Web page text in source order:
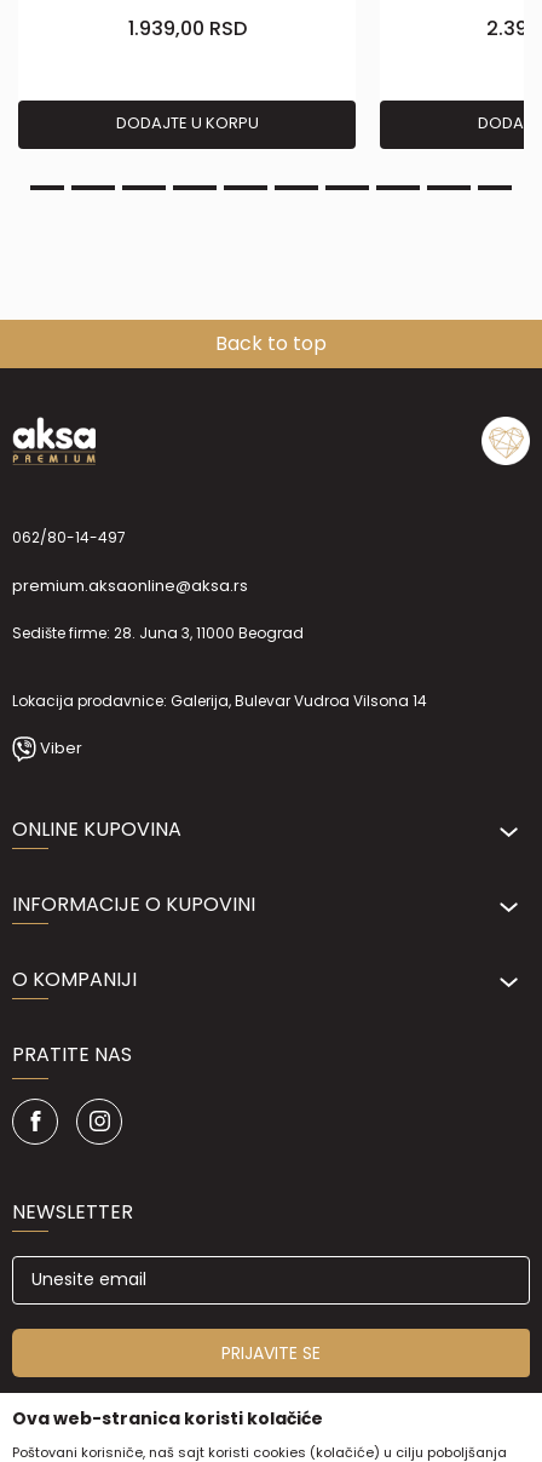
1.939,00 RSD
DODAJTE U KORPU
Back to top
062/80-14-497
premium.aksaonline@aksa.rs
Sedište firme: 28. Juna 3, 11000 Beograd
Lokacija prodavnice: Galerija, Bulevar Vudroa Vilsona 14
Viber
ONLINE KUPOVINA
INFORMACIJE O KUPOVINI
O KOMPANIJI
PRATITE NAS
NEWSLETTER
PRIJAVITE SE
Ova web-stranica koristi kolačiće
Poštovani korisniče, naš sajt koristi cookies (kolačiće) u cilju poboljšanja